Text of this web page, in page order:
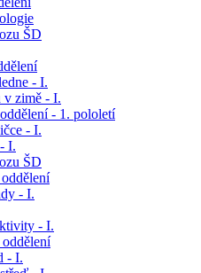
ŠD
- I.
v zimě - I.
- 1. pololetí
- I.
I.
ŠD
- I.
- I.
- I.